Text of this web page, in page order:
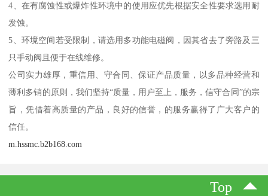
4、在有腐蚀性或爆炸性环境中的使用应优先根据安全性要求选用耐
发蚀。
5、环境空间若受限制，请选用多功能电磁阀，因其省去了旁路及三
只手动阀且便于在线维修。
公司实力雄厚，重信用、守合同、保证产品质量，以多品种经营和
薄利多销的原则，我们坚持“质量，用户至上，服务，信守合同”的宗
旨，凭借着高质量的产品，良好的信誉，的服务赢得了广大客户的
信任。
m.hssmc.b2b168.com
Top